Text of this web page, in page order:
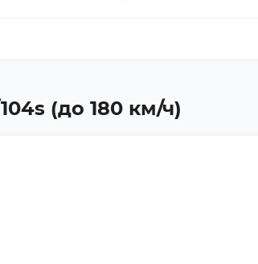
(до 180 км/ч)